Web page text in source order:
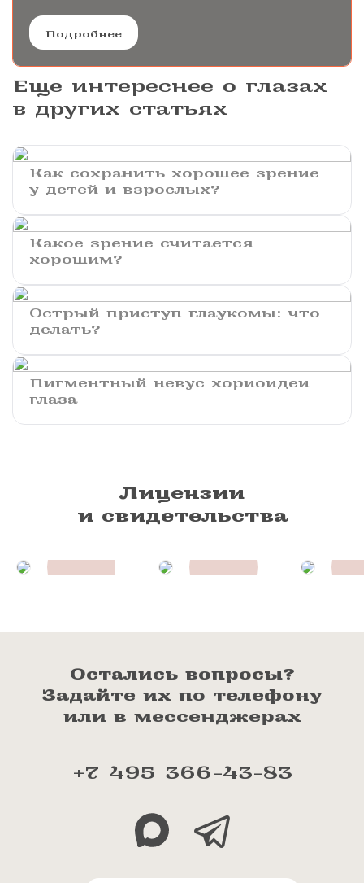
Подробнее
Еще интереснее о глазах
в других статьях
Как сохранить хорошее зрение
у детей и взрослых?
Какое зрение считается
хорошим?
Острый приступ глаукомы: что
делать?
Пигментный невус хориоидеи
глаза
Лицензии
и свидетельства
Остались вопросы?
Задайте их по телефону
или в мессенджерах
+7 495 366-43-83